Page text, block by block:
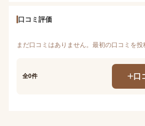
口コミ評価
まだ口コミはありません。最初の口コミを投
全0件 口